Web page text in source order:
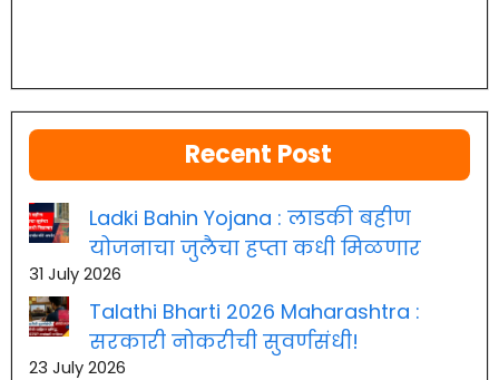
Recent Post
Ladki Bahin Yojana : लाडकी बहीण
योजनाचा जुलैचा हप्ता कधी मिळणार
31 July 2026
Talathi Bharti 2026 Maharashtra :
सरकारी नोकरीची सुवर्णसंधी!
23 July 2026